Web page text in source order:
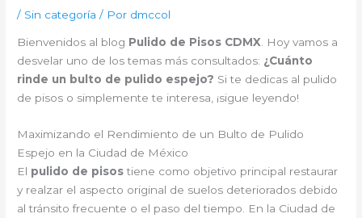
/ Sin categoría / Por dmccol
Bienvenidos al blog Pulido de Pisos CDMX. Hoy vamos a
desvelar uno de los temas más consultados: ¿Cuánto
rinde un bulto de pulido espejo? Si te dedicas al pulido
de pisos o simplemente te interesa, ¡sigue leyendo!
Maximizando el Rendimiento de un Bulto de Pulido
Espejo en la Ciudad de México
El pulido de pisostiene como objetivo principal restaurar
y realzar el aspecto original de suelos deteriorados debido
al tránsito frecuente o el paso del tiempo. En la Ciudad de